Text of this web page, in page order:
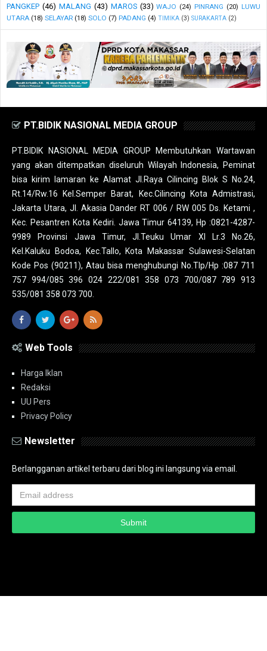
PANGKEP (46) MALANG (43) MAROS (33) WAJO (24) PINRANG (20) LUWU
UTARA (18) SELAYAR (18) SOLO (7) PADANG (4) TIMIKA (3) SURAKARTA (2)
PT.BIDIK NASIONAL MEDIA GROUP
PT.BIDIK NASIONAL MEDIA GROUP Membutuhkan Wartawan
yang akan ditempatkan diseluruh Wilayah Indonesia, Peminat
bisa kirim lamaran ke Alamat Jl.Raya Cilincing Blok S No.24,
Rt.14/Rw.16 Kel.Semper Barat, Kec.Cilincing Kota Admistrasi,
Jakarta Utara, Jl. Akasia Dander RT 006 / RW 005 Ds. Ketami ,
Kec. Pesantren Kota Kediri. Jawa Timur 64139, Hp :0821-4287-
9989 Provinsi Jawa Timur, Jl.Teuku Umar XI Lr.3 No.26,
Kel.Kaluku Bodoa, Kec.Tallo, Kota Makassar Sulawesi-Selatan
Kode Pos (90211), Atau bisa menghubungi No.Tlp/Hp :087 711
757 994/085 396 024 222/081 358 073 700/087 789 913
535/081 358 073 700.
Web Tools
Harga Iklan
Redaksi
UU Pers
Privacy Policy
Newsletter
Berlangganan artikel terbaru dari blog ini langsung via email.